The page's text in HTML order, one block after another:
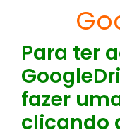
Para ter
fazer
clicando